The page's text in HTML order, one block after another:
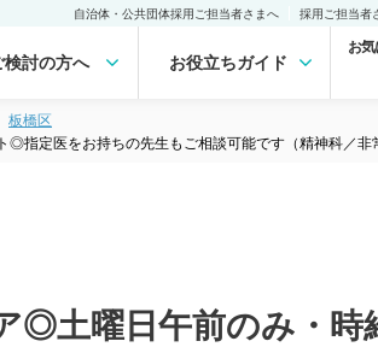
自治体・公共団体採用ご担当者さまへ 採用ご担当者
検討の方へ お役立ちガイド
お
板橋区
◎指定医をお持ちの先生もご相談可能です（精神科／非
◎土曜日午前のみ・